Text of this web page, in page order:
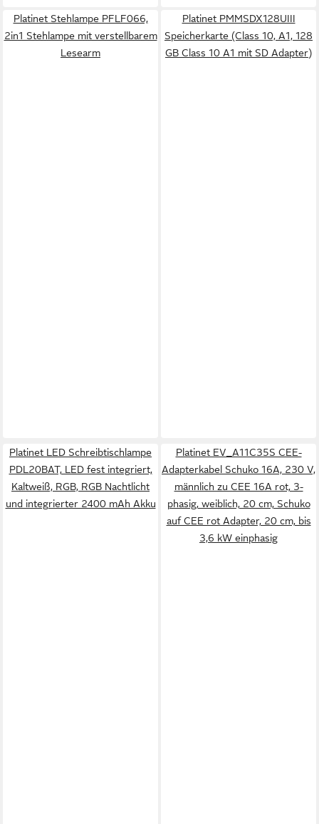
Platinet Stehlampe PFLF066,
2in1 Stehlampe mit verstellbarem
Lesearm
Platinet PMMSDX128UIII
Speicherkarte (Class 10, A1, 128
GB Class 10 A1 mit SD Adapter)
Platinet LED Schreibtischlampe
PDL20BAT, LED fest integriert,
Kaltweiß, RGB, RGB Nachtlicht
und integrierter 2400 mAh Akku
Platinet EV_A11C35S CEE-
Adapterkabel Schuko 16A, 230 V,
männlich zu CEE 16A rot, 3-
phasig, weiblich, 20 cm, Schuko
auf CEE rot Adapter, 20 cm, bis
3,6 kW einphasig